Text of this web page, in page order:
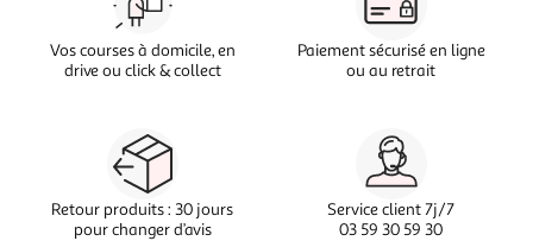
Vos courses à domicile, en
drive ou click & collect
Paiement sécurisé en ligne
ou au retrait
Retour produits : 30 jours
pour changer d’avis
Service client 7j/7
03 59 30 59 30